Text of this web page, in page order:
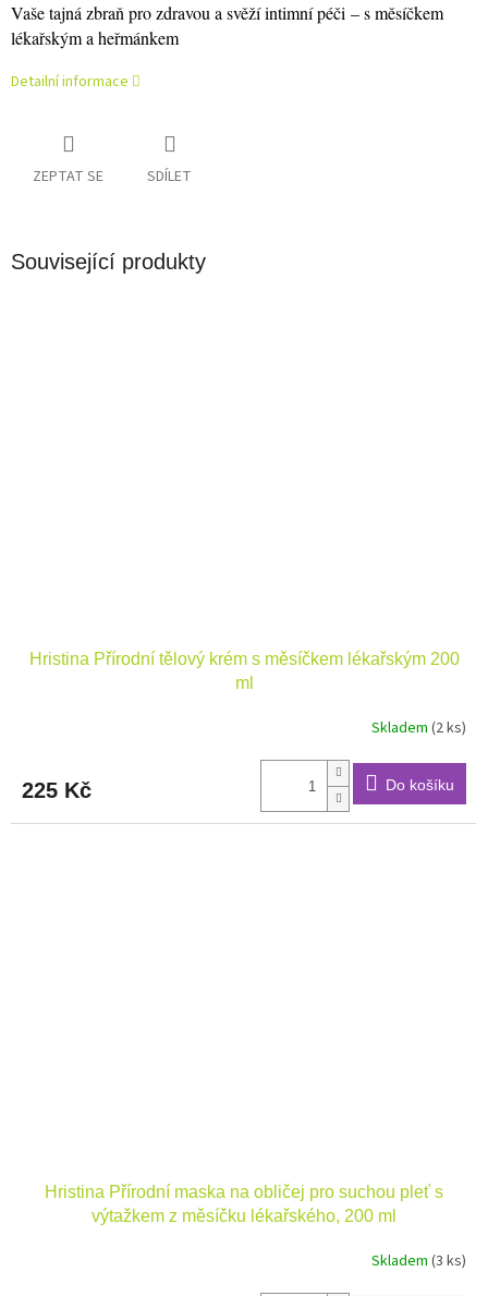
Vaše tajná zbraň pro zdravou a svěží intimní péči – s měsíčkem
lékařským a heřmánkem
Detailní informace
ZEPTAT SE SDÍLET
Související produkty
Hristina Přírodní tělový krém s měsíčkem lékařským 200
ml
je
Skladem(2 ks)
225 Kč Do košíku
Hristina Přírodní maska na obličej pro suchou pleť s
výtažkem z měsíčku lékařského, 200 ml
Skladem (3 ks)